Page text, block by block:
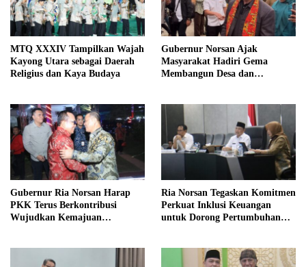
MTQ XXXIV Tampilkan Wajah
Kayong Utara sebagai Daerah
Religius dan Kaya Budaya
Gubernur Norsan Ajak
Masyarakat Hadiri Gema
Membangun Desa dan
Gubernur Ria Norsan Harap
PKK Terus Berkontribusi
Wujudkan Kemajuan
Ria Norsan Tegaskan Komitmen
Perkuat Inklusi Keuangan
untuk Dorong Pertumbuhan